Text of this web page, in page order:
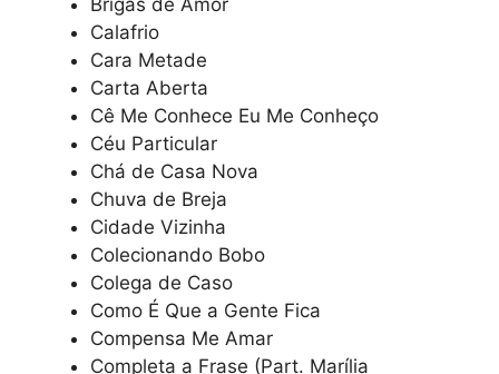
Brigas de Amor
Calafrio
Cara Metade
Carta Aberta
Cê Me Conhece Eu Me Conheço
Céu Particular
Chá de Casa Nova
Chuva de Breja
Cidade Vizinha
Colecionando Bobo
Colega de Caso
Como É Que a Gente Fica
Compensa Me Amar
Completa a Frase (Part. Marília